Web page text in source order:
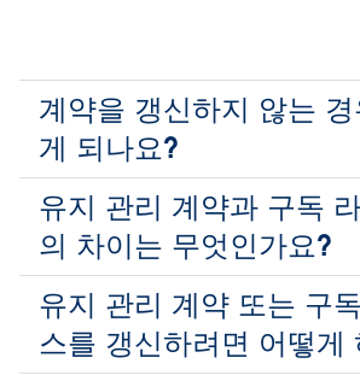
계약을 갱신하지 않는
게 되나요?
유지 관리 계약과 구독
의 차이는 무엇인가요?
유지 관리 계약 또는 구
스를 갱신하려면 어떻게